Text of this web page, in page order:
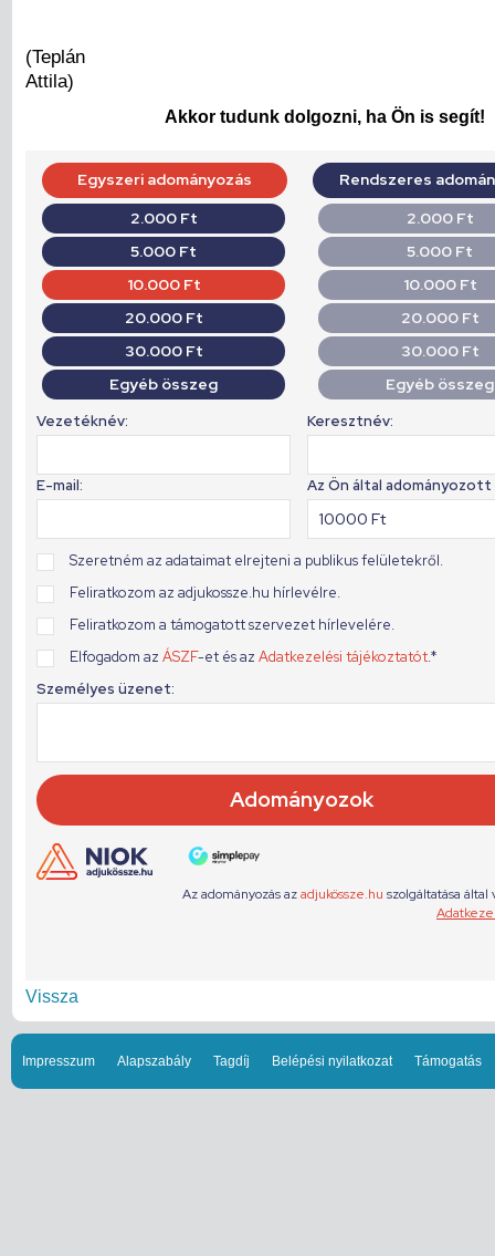
(Teplán
Attila)
Akkor tudunk dolgozni, ha Ön is segít!
Vissza
Impresszum Alapszabály Tagdíj Belépési nyilatkozat Támogatás